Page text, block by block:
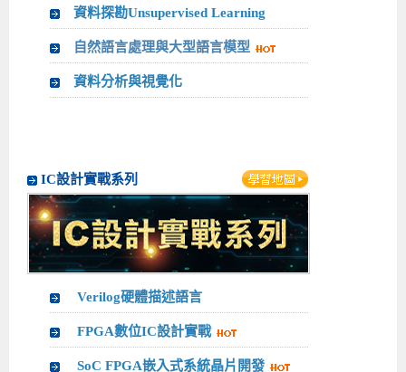
資料探勘Unsupervised Learning
自然語言處理與大型語言模型
資料分析與視覺化
IC設計實戰系列
Verilog硬體描述語言
FPGA數位IC設計實戰
SoC FPGA嵌入式系統晶片開發